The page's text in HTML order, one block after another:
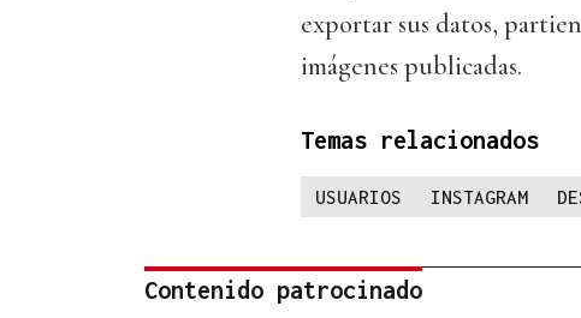
exportar sus datos,
imágenes publicadas.
Temas relacionados
USUARIOS INSTAGRAM
Contenido patrocinado